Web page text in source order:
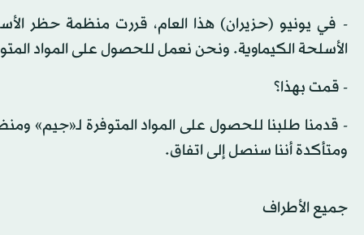
- في يونيو (حزيران) هذا العام، قررت منظمة حظر
الأسلحة الكيماوية. ونحن نعمل للحصول على المواد
- قمت بهذا؟
- قدمنا طلبنا للحصول على المواد المتوفرة لـ«جيم»
ومتأكدة أننا سنصل إلى اتفاق.
جميع الأطراف